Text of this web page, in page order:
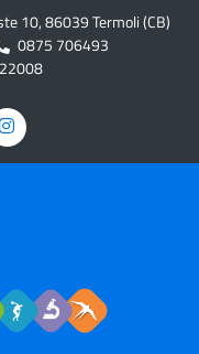
10, 86039 Termoli (CB)
0875 706493